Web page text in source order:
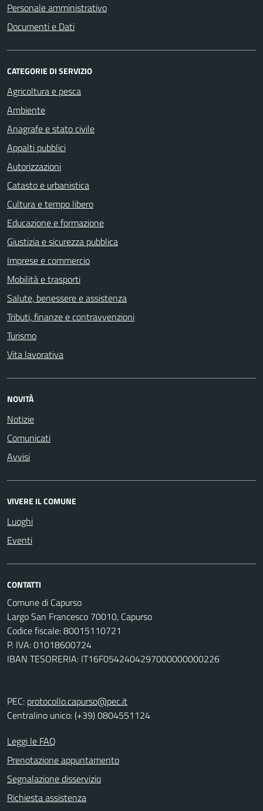
Personale amministrativo
Documenti e Dati
CATEGORIE DI SERVIZIO
Agricoltura e pesca
Ambiente
Anagrafe e stato civile
Appalti pubblici
Autorizzazioni
Catasto e urbanistica
Cultura e tempo libero
Educazione e formazione
Giustizia e sicurezza pubblica
Imprese e commercio
Mobilità e trasporti
Salute, benessere e assistenza
Tributi, finanze e contravvenzioni
Turismo
Vita lavorativa
NOVITÀ
Notizie
Comunicati
Avvisi
VIVERE IL COMUNE
Luoghi
Eventi
CONTATTI
Comune di Capurso
Largo San Francesco 70010, Capurso
Codice fiscale: 80015110721
P. IVA: 01018600724
IBAN TESORERIA: IT16F0542404297000000000226
PEC: protocollo.capurso@pec.it
Centralino unico: (+39) 0804551124
Leggi le FAQ
Prenotazione appuntamento
Segnalazione disservizio
Richiesta assistenza